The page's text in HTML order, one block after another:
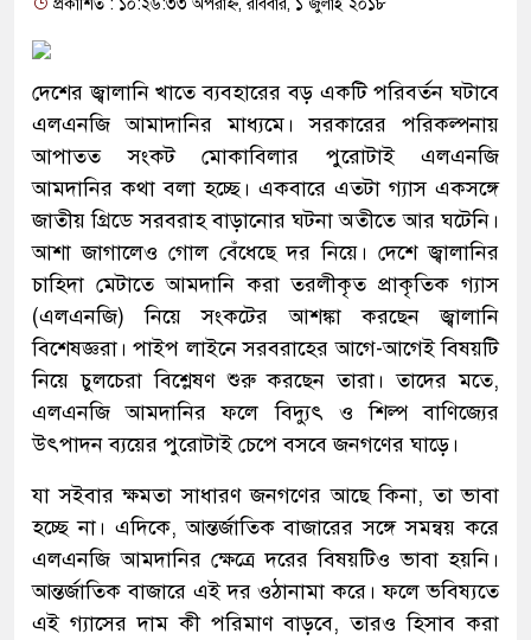
দেশের জ্বালানি খাতে ব্যবহারের বড় একটি পরিবর্তন ঘটাবে
এলএনজি আমাদানির মাধ্যমে। সরকারের পরিকল্পনায়
আপাতত সংকট মোকাবিলার পুরোটাই এলএনজি
আমদানির কথা বলা হচ্ছে। একবারে এতটা গ্যাস একসঙ্গে
জাতীয় গ্রিডে সরবরাহ বাড়ানোর ঘটনা অতীতে আর ঘটেনি।
আশা জাগালেও গোল বেঁধেছে দর নিয়ে। দেশে জ্বালানির
চাহিদা মেটাতে আমদানি করা তরলীকৃত প্রাকৃতিক গ্যাস
(এলএনজি) নিয়ে সংকটের আশঙ্কা করছেন জ্বালানি
বিশেষজ্ঞরা। পাইপ লাইনে সরবরাহের আগে-আগেই বিষয়টি
নিয়ে চুলচেরা বিশ্লেষণ শুরু করছেন তারা। তাদের মতে,
এলএনজি আমদানির ফলে বিদ্যুৎ ও শিল্প বাণিজ্যের
উৎপাদন ব্যয়ের পুরোটাই চেপে বসবে জনগণের ঘাড়ে।
যা সইবার ক্ষমতা সাধারণ জনগণের আছে কিনা, তা ভাবা
হচ্ছে না। এদিকে, আন্তর্জাতিক বাজারের সঙ্গে সমন্বয় করে
এলএনজি আমদানির ক্ষেত্রে দরের বিষয়টিও ভাবা হয়নি।
আন্তর্জাতিক বাজারে এই দর ওঠানামা করে। ফলে ভবিষ্যতে
এই গ্যাসের দাম কী পরিমাণ বাড়বে, তারও হিসাব করা